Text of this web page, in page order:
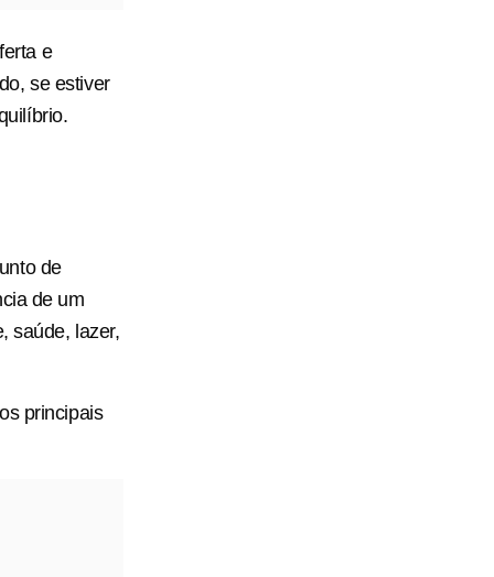
e
se estiver
de
de um
saúde, lazer,
principais